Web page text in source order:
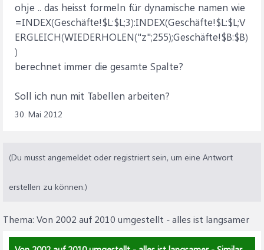
ohje .. das heisst formeln für dynamische namen wie
=INDEX(Geschäfte!$L:$L;3):INDEX(Geschäfte!$L:$L;V
ERGLEICH(WIEDERHOLEN("z";255);Geschäfte!$B:$B)
)
berechnet immer die gesamte Spalte?
Soll ich nun mit Tabellen arbeiten?
30. Mai 2012
(Du musst angemeldet oder registriert sein, um eine Antwort
erstellen zu können.)
Thema: Von 2002 auf 2010 umgestellt - alles ist langsamer